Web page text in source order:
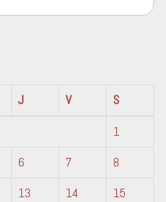
J V
S
1
6 7
8
13 14
15